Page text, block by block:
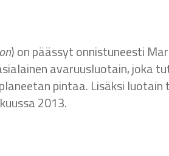
) on päässyt onnistuneesti
avaruusluotain, joka
pintaa. Lisäksi luotain
2013.